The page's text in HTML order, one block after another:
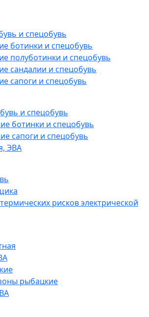
и спецобувь
ботинки и спецобувь
полуботинки и спецобувь
сандалии и спецобувь
сапоги и спецобувь
и спецобувь
ботинки и спецобувь
сапоги и спецобувь
ЭВА
рисков электрической
рыбацкие